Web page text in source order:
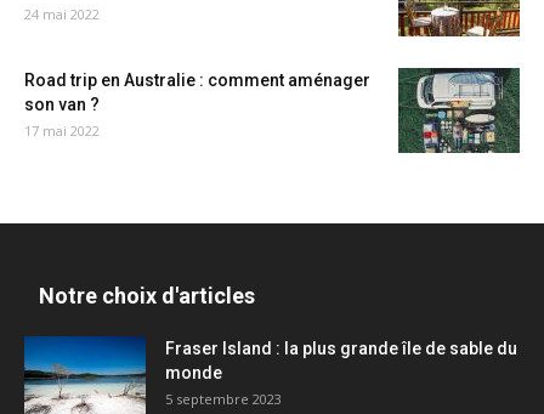
24 mai 2022
Road trip en Australie : comment aménager
son van ?
17 mai 2022
Notre choix d'articles
Fraser Island : la plus grande île de sable du
monde
5 septembre 2023